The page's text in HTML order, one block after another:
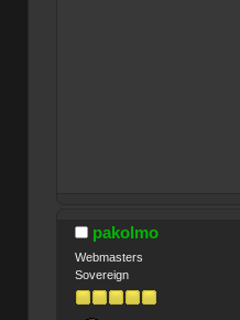
pakolmo
Webmasters
Sovereign